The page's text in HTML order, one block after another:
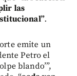
las
.
emite un
Petro el
blando’”,